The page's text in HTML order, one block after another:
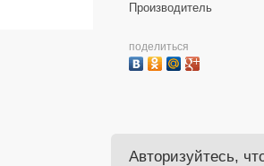
Производитель
поделиться
Авторизуйтесь,